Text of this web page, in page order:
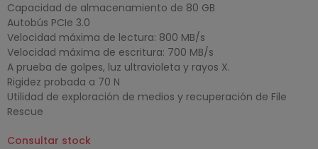
Capacidad de almacenamiento de 80 GB
Autobús PCIe 3.0
Velocidad máxima de lectura: 800 MB/s
Velocidad máxima de escritura: 700 MB/s
A prueba de golpes, luz ultravioleta y rayos X.
Rigidez probada a 70 N
Utilidad de exploración de medios y recuperación de File
Rescue
Consultar stock